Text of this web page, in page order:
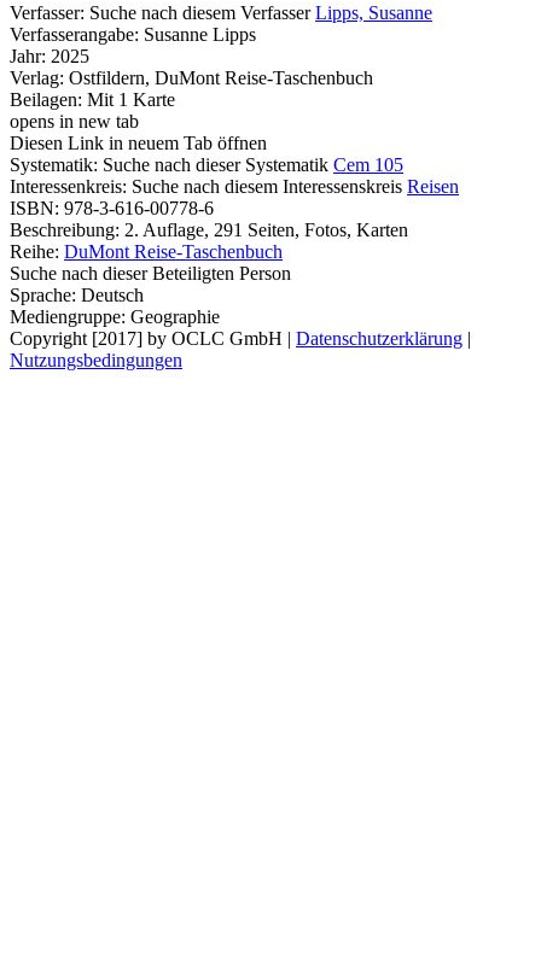
Verfasser: Suche nach diesem Verfasser Lipps, Susanne
Verfasserangabe: Susanne Lipps
Jahr: 2025
Verlag: Ostfildern, DuMont Reise-Taschenbuch
Beilagen: Mit 1 Karte
opens in new tab
Diesen Link in neuem Tab öffnen
Systematik: Suche nach dieser Systematik Cem 105
Interessenkreis: Suche nach diesem Interessenskreis Reisen
ISBN: 978-3-616-00778-6
Beschreibung: 2. Auflage, 291 Seiten, Fotos, Karten
Reihe: DuMont Reise-Taschenbuch
Suche nach dieser Beteiligten Person
Sprache: Deutsch
Mediengruppe: Geographie
Copyright [2017] by OCLC GmbH | Datenschutzerklärung |
Nutzungsbedingungen